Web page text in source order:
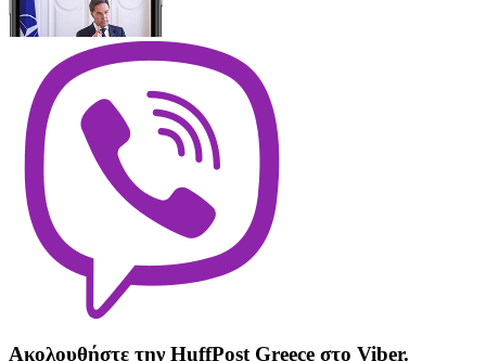
Ακολουθήστε την HuffPost Greece στο Viber.